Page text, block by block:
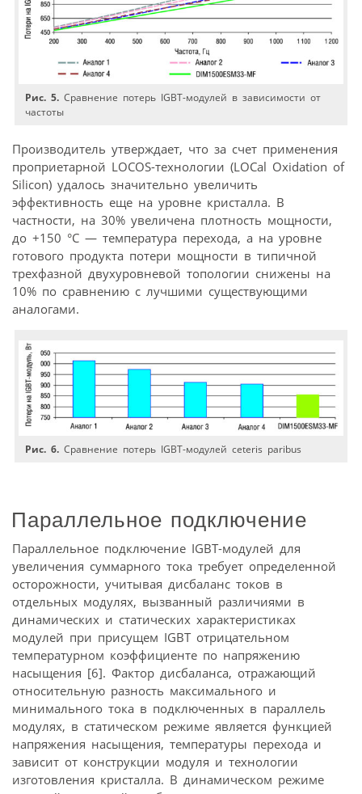
Рис. 5. Сравнение потерь IGBT-модулей в зависимости от
частоты
Производитель утверждает, что за счет применения
проприетарной LOCOS-технологии (LOCal Oxidation of
Silicon) удалось значительно увеличить
эффективность еще на уровне кристалла. В
частности, на 30% увеличена плотность мощности,
до +150 °C — температура перехода, а на уровне
готового продукта потери мощности в типичной
трехфазной двухуровневой топологии снижены на
10% по сравнению с лучшими существующими
аналогами.
Рис. 6. Сравнение потерь IGBT-модулей ceteris paribus
Параллельное подключение
Параллельное подключение IGBT-модулей для
увеличения суммарного тока требует определенной
осторожности, учитывая дисбаланс токов в
отдельных модулях, вызванный различиями в
динамических и статических характеристиках
модулей при присущем IGBT отрицательном
температурном коэффициенте по напряжению
насыщения [6]. Фактор дисбаланса, отражающий
относительную разность максимального и
минимального тока в подключенных в параллель
модулях, в статическом режиме является функцией
напряжения насыщения, температуры перехода и
зависит от конструкции модуля и технологии
изготовления кристалла. В динамическом режиме